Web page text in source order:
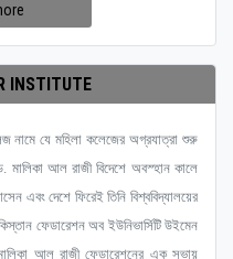
INSTITUTE
নামে যে মহিলা কলেজের অগ্রযাত্রা শুরু
আল রাজী বিদেশে অবস্হান কালে
এবং দেশে ফিরেই তিনি বিশ্ববিদ্যালয়ের
ফেডারেশন অব ইউনিভার্সিটি উইমেন
আল রাজী ফেডারেশনের এক সভায়